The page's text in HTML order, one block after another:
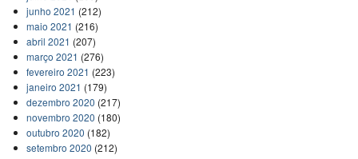
junho 2021 (212)
maio 2021 (216)
abril 2021 (207)
março 2021 (276)
fevereiro 2021 (223)
janeiro 2021 (179)
dezembro 2020 (217)
novembro 2020 (180)
outubro 2020 (182)
setembro 2020 (212)